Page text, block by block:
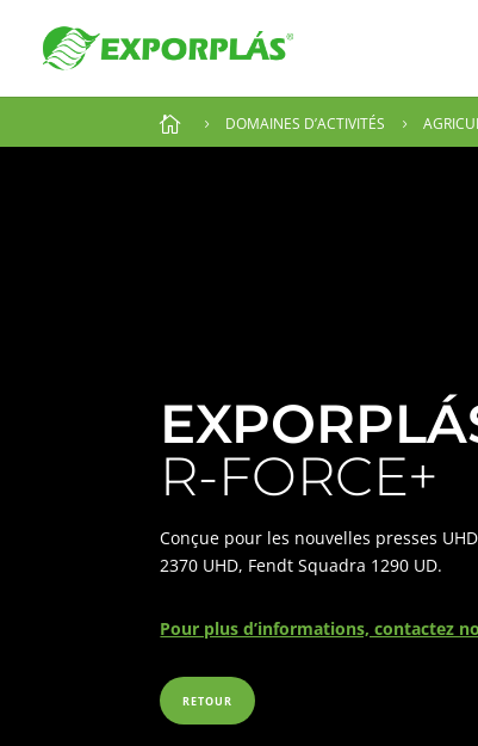
 5 DOMAINES D’ACTIVITÉS 5
R-FORCE+
Conçue pour les nouvelles presses
2370 UHD, Fendt Squadra 1290 UD.
Pour plus d’informations, contactez
RETOUR